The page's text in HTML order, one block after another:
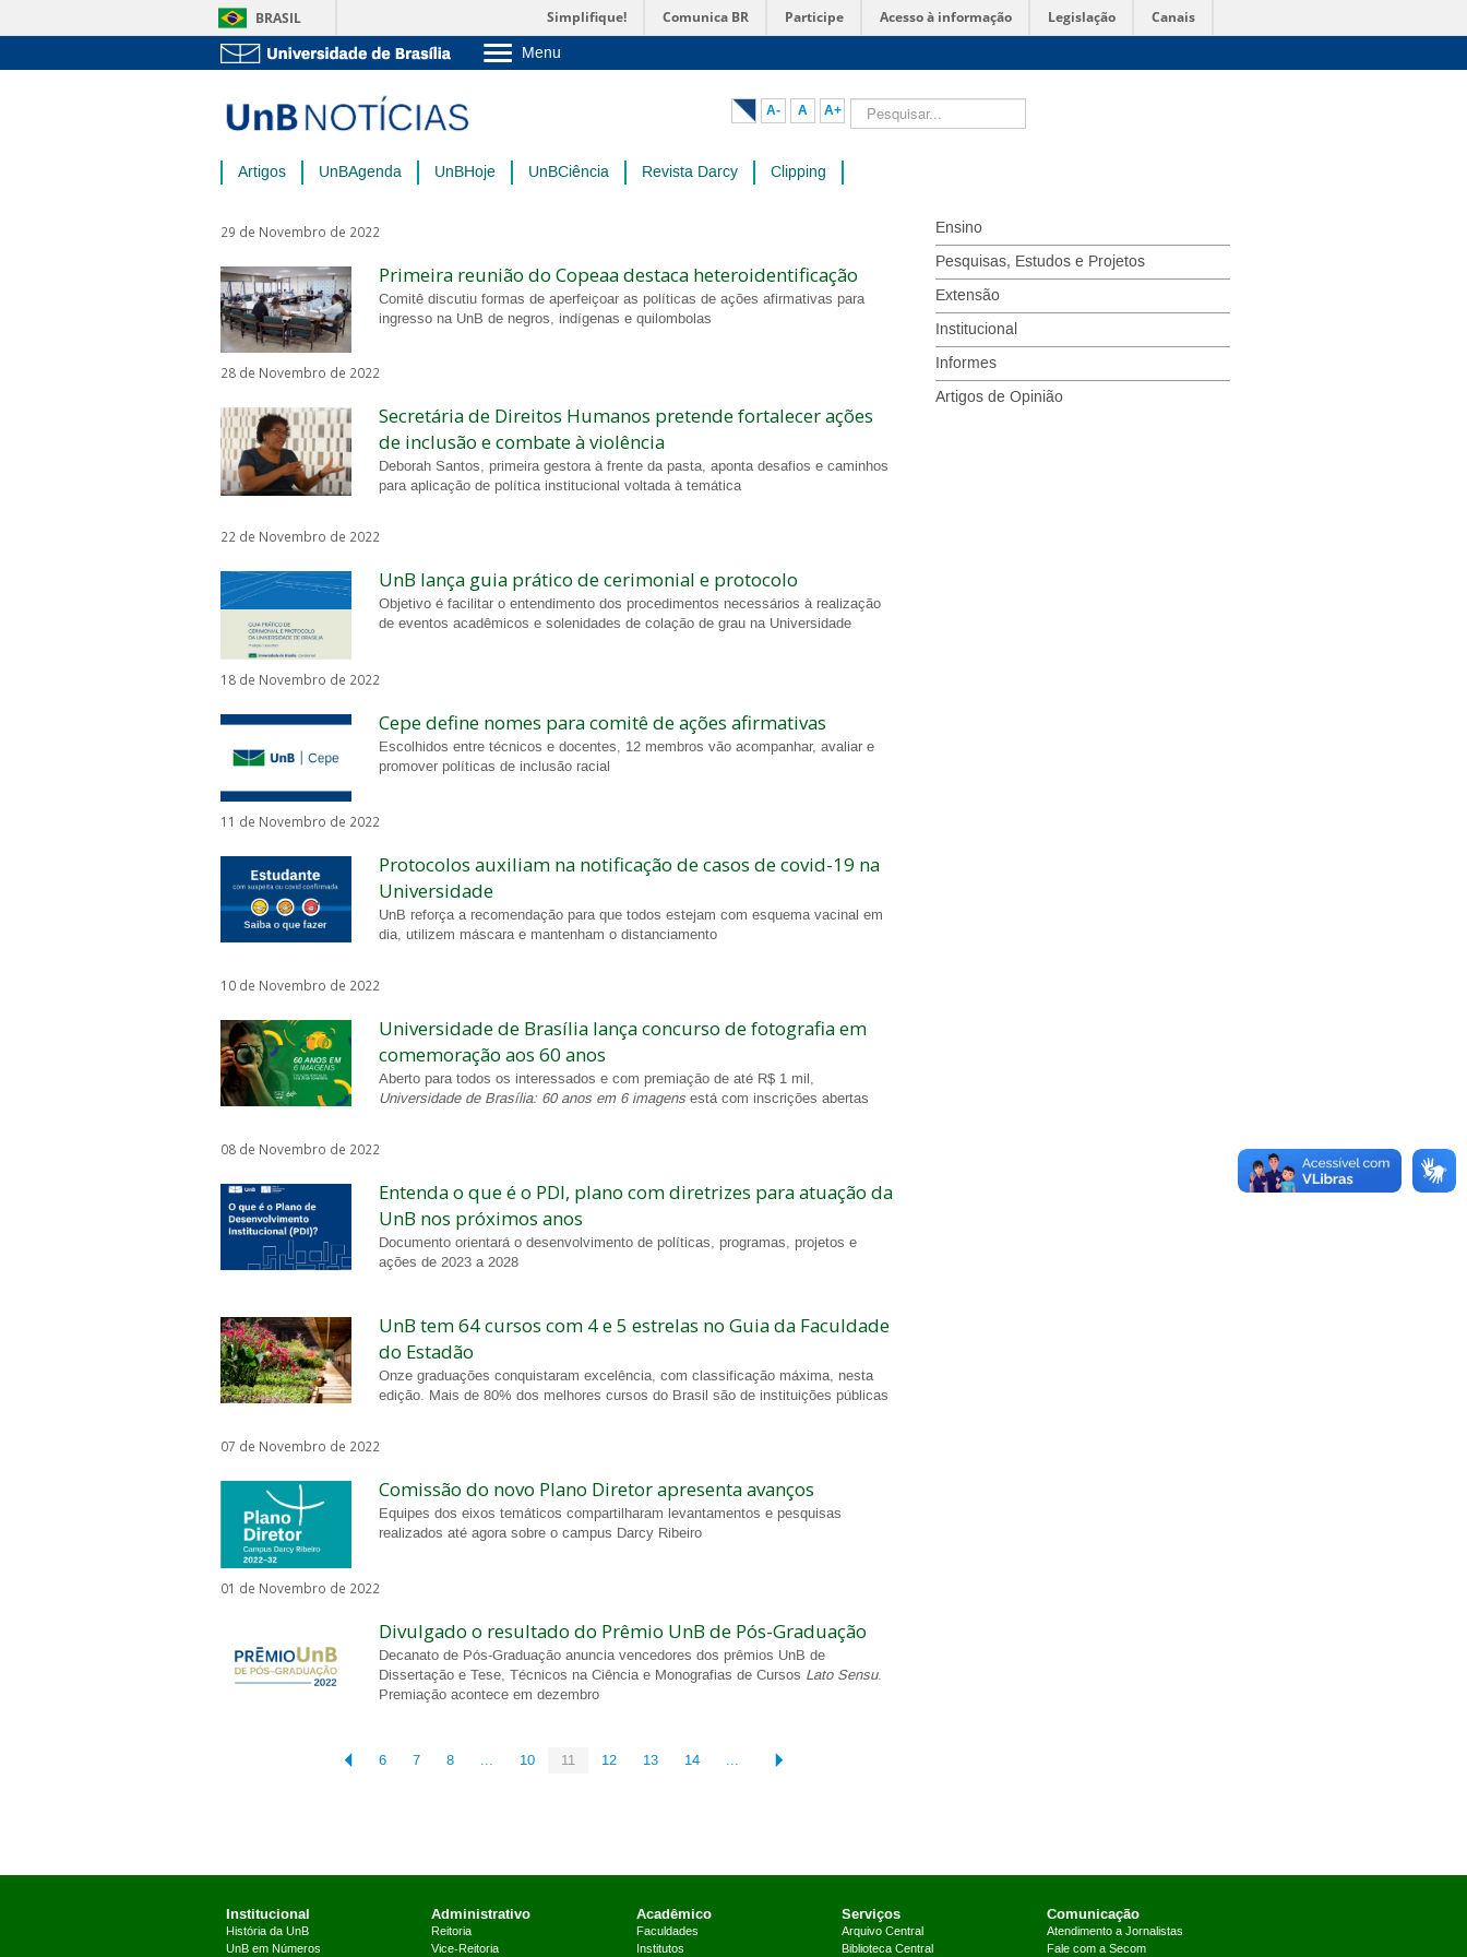
BRASIL Simplifique! Comunica BR Participe Acesso à informação Legislação Canais
Menu
Pós-Graduação
Administração
A- A A+ Pesquisar...
Artigos UnBAgenda UnBHoje UnBCiência Revista Darcy Clipping
29 de Novembro de 2022
Primeira reunião do Copeaa destaca heteroidentificação
Comitê discutiu formas de aperfeiçoar as políticas de ações afirmativas para
ingresso na UnB de negros, indígenas e quilombolas
28 de Novembro de 2022
Secretária de Direitos Humanos pretende fortalecer ações
de inclusão e combate à violência
Deborah Santos, primeira gestora à frente da pasta, aponta desafios e caminhos
para aplicação de política institucional voltada à temática
22 de Novembro de 2022
UnB lança guia prático de cerimonial e protocolo
Objetivo é facilitar o entendimento dos procedimentos necessários à realização
de eventos acadêmicos e solenidades de colação de grau na Universidade
18 de Novembro de 2022
Cepe define nomes para comitê de ações afirmativas
Escolhidos entre técnicos e docentes, 12 membros vão acompanhar, avaliar e
promover políticas de inclusão racial
11 de Novembro de 2022
Protocolos auxiliam na notificação de casos de covid-19 na
Universidade
UnB reforça a recomendação para que todos estejam com esquema vacinal em
dia, utilizem máscara e mantenham o distanciamento
10 de Novembro de 2022
Universidade de Brasília lança concurso de fotografia em
comemoração aos 60 anos
Aberto para todos os interessados e com premiação de até R$ 1 mil,
Universidade de Brasília: 60 anos em 6 imagens está com inscrições abertas
08 de Novembro de 2022
Entenda o que é o PDI, plano com diretrizes para atuação da
UnB nos próximos anos
Documento orientará o desenvolvimento de políticas, programas, projetos e
ações de 2023 a 2028
UnB tem 64 cursos com 4 e 5 estrelas no Guia da Faculdade
do Estadão
Onze graduações conquistaram excelência, com classificação máxima, nesta
edição. Mais de 80% dos melhores cursos do Brasil são de instituições públicas
07 de Novembro de 2022
Comissão do novo Plano Diretor apresenta avanços
Equipes dos eixos temáticos compartilharam levantamentos e pesquisas
realizados até agora sobre o campus Darcy Ribeiro
01 de Novembro de 2022
Divulgado o resultado do Prêmio UnB de Pós-Graduação
Decanato de Pós-Graduação anuncia vencedores dos prêmios UnB de
Dissertação e Tese, Técnicos na Ciência e Monografias de Cursos Lato Sensu.
Premiação acontece em dezembro
6 7 8 ... 10 11 12 13 14 ...
Ensino
Pesquisas, Estudos e Projetos
Extensão
Institucional
Informes
Artigos de Opinião
Institucional
História da UnB
UnB em Números
Administrativo
Reitoria
Vice-Reitoria
Acadêmico
Faculdades
Institutos
Serviços
Arquivo Central
Biblioteca Central
Comunicação
Atendimento a Jornalistas
Fale com a Secom